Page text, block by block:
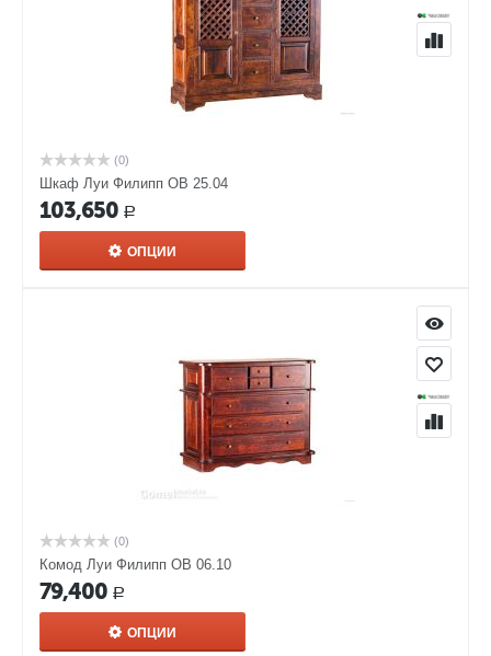
(0)
Шкаф Луи Филипп ОВ 25.04
103,650 Р
ОПЦИИ
(0)
Комод Луи Филипп ОВ 06.10
79,400 Р
ОПЦИИ